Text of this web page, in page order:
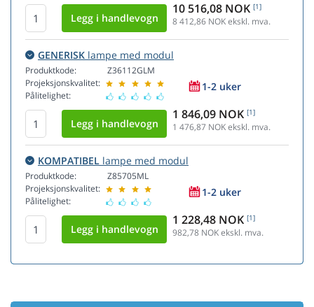
10 516,08 NOK [1]
8 412,86 NOK ekskl. mva.
GENERISK lampe med modul
Produktkode:
Projeksjonskvalitet:
Pålitelighet:
Z36112GLM
1-2 uker
1 846,09 NOK [1]
1 476,87 NOK ekskl. mva.
KOMPATIBEL lampe med modul
Produktkode:
Projeksjonskvalitet:
Pålitelighet:
Z85705ML
1-2 uker
1 228,48 NOK [1]
982,78 NOK ekskl. mva.